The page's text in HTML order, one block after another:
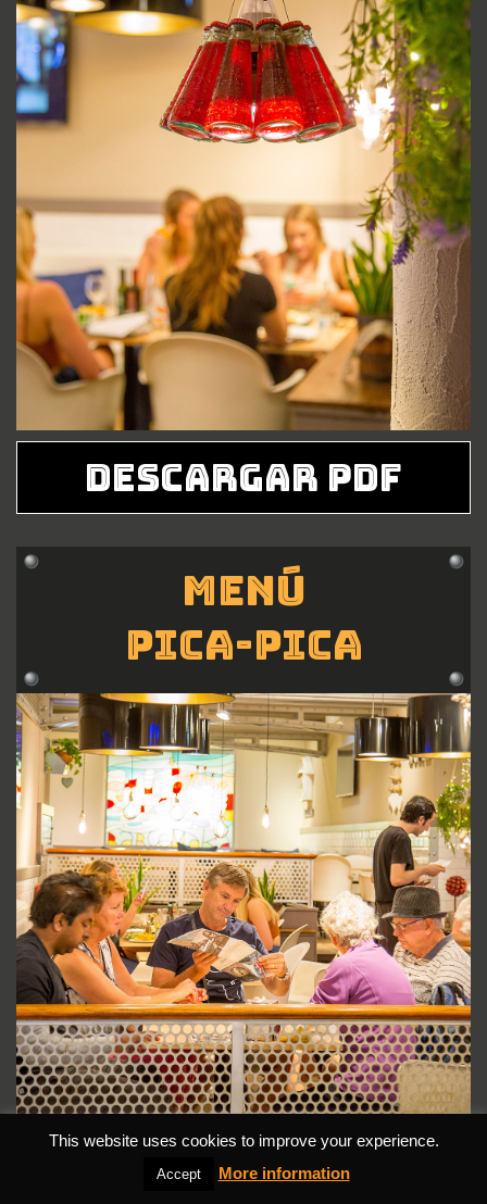
DESCARGAR PDF
Menú
Pica-pica
This website uses cookies to improve your experience.
Accept More information